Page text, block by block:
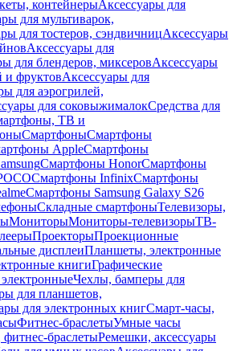
контейнерыАксессуары для
для мультиварок,
для тостеров, сэндвичницАксессуары
Аксессуары для
для блендеров, миксеровАксессуары
и фруктовАксессуары для
для аэрогрилей,
для соковыжималокСредства для
ТВ и
СмартфоныСмартфоны
AppleСмартфоны
Смартфоны HonorСмартфоны
Смартфоны InfinixСмартфоны
Смартфоны Samsung Galaxy S26
Складные смартфоныТелевизоры,
МониторыМониторы-телевизорыТВ-
ПроекторыПроекционные
дисплеиПланшеты, электронные
книгиГрафические
Чехлы, бамперы для
для планшетов,
для электронных книгСмарт-часы,
Фитнес-браслетыУмные часы
браслетыРемешки, аксессуары